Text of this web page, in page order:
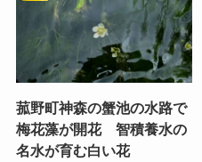
菰野町神森の蟹池の水路で
梅花藻が開花 智積養水の
名水が育む白い花